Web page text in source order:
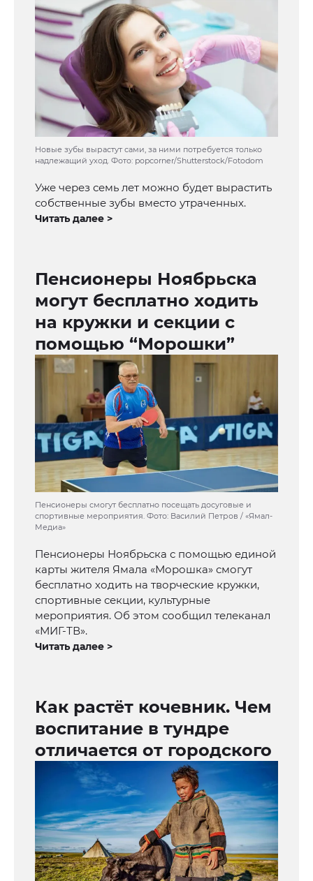
Новые зубы вырастут сами, за ними потребуется только
надлежащий уход. Фото: popcorner/Shutterstock/Fotodom
Уже через семь лет можно будет вырастить
собственные зубы вместо утраченных.
Читать далее >
Пенсионеры Ноябрьска
могут бесплатно ходить
на кружки и секции с
помощью “Морошки”
Пенсионеры смогут бесплатно посещать досуговые и
спортивные мероприятия. Фото: Василий Петров / «Ямал-
Медиа»
Пенсионеры Ноябрьска с помощью единой
карты жителя Ямала «Морошка» смогут
бесплатно ходить на творческие кружки,
спортивные секции, культурные
мероприятия. Об этом сообщил телеканал
«МИГ-ТВ».
Читать далее >
Как растёт кочевник. Чем
воспитание в тундре
отличается от городского